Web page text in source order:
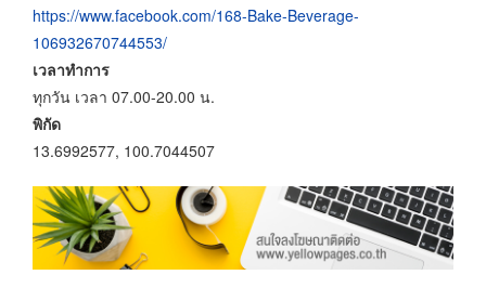
https://www.facebook.com/168-Bake-Beverage-
106932670744553/
เวลาทำการ
ทุกวัน เวลา 07.00-20.00 น.
พิกัด
13.6992577, 100.7044507